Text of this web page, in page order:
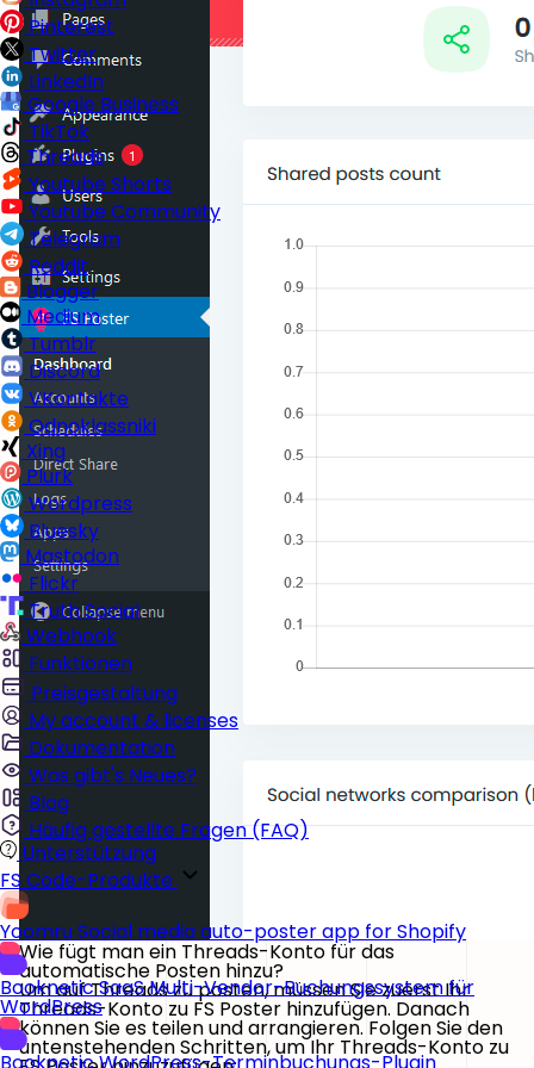
Pinterest
Twitter
LinkedIn
Google Business
TikTok
Threads
Youtube Shorts
Youtube Community
Telegram
Reddit
Blogger
Medium
Tumblr
Discord
VKontakte
Odnoklassniki
Xing
Plurk
Wordpress
Bluesky
Mastodon
Flickr
Truth Social
Webhook
Funktionen
Preisgestaltung
My account & licenses
Dokumentation
Was gibt's Neues?
Blog
Häufig gestellte Fragen (FAQ)
Unterstützung
FS Code-Produkte
YoomruSocial media auto-poster app for Shopify
Booknetic SaaSMulti-Vendor-Buchungssystem für
WordPress
Wie fügt man ein Threads-Konto für das
automatische Posten hinzu?
Um auf Threads zu posten, müssen Sie zuerst Ihr
Threads-Konto zu FS Poster hinzufügen. Danach
können Sie es teilen und arrangieren. Folgen Sie den
untenstehenden Schritten, um Ihr Threads-Konto zu